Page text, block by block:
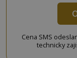
Cena SMS
technicky